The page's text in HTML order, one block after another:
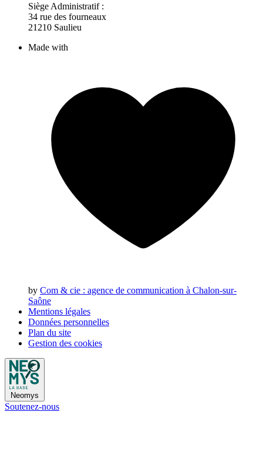
Siège Administratif :
34 rue des fourneaux
21210 Saulieu
Made with
by Com & cie : agence de communication à Chalon-sur-
Saône
Mentions légales
Données personnelles
Plan du site
Gestion des cookies
Neomys
Soutenez-nous